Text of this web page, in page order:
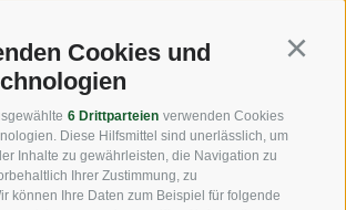
Cookies und
6 Drittparteien verwenden Cookies
Diese Hilfsmittel sind unerlässlich, um
Inhalte zu gewährleisten, die Navigation zu
Ihrer Zustimmung, zu
können Ihre Daten zum Beispiel für folgende
700
699